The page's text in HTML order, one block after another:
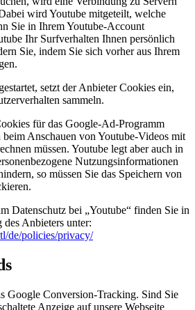
wird Youtube mitgeteilt, welche
Sie in Ihrem Youtube-Account
Ihr Surfverhalten Ihnen persönlich
Sie, indem Sie sich vorher aus Ihrem
setzt der Anbieter Cookies ein,
sammeln.
für das Google-Ad-Programm
Anschauen von Youtube-Videos mit
müssen. Youtube legt aber auch in
Nutzungsinformationen
so müssen Sie das Speichern von
Datenschutz bei „Youtube“ finden Sie in
Anbieters unter:
de/policies/privacy/
Google Conversion-Tracking. Sind Sie
Anzeige auf unsere Webseite